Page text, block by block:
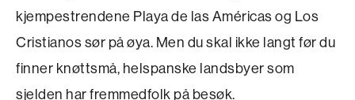
kjempestrendene Playa de las Américas og Los
Cristianos sør på øya. Men du skal ikke langt før du
finner knøttsmå, helspanske landsbyer som
sjelden har fremmedfolk på besøk.